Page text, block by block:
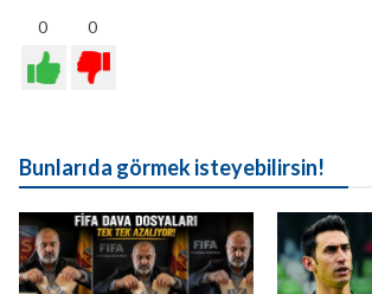
0 0
Bunlarıda görmek isteyebilirsin!